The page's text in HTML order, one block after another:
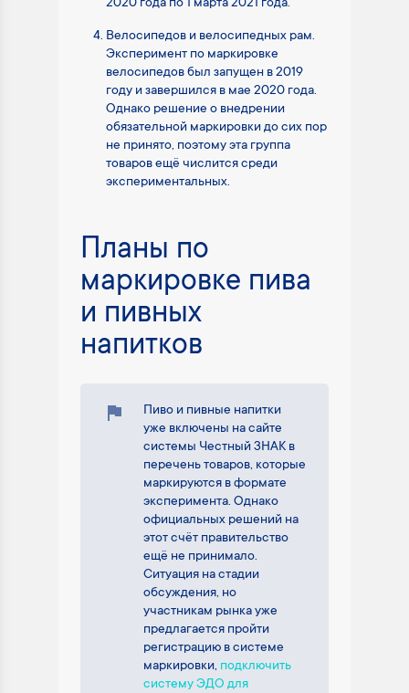
Велосипедов и велосипедных рам.
Эксперимент по маркировке
велосипедов был запущен в 2019
году и завершился в мае 2020 года.
Однако решение о внедрении
обязательной маркировки до сих пор
не принято, поэтому эта группа
товаров ещё числится среди
экспериментальных.
Планы по
маркировке пива
и пивных
напитков
Пиво и пивные напитки
уже включены на сайте
системы Честный ЗНАК в
перечень товаров, которые
маркируются в формате
эксперимента. Однако
официальных решений на
этот счёт правительство
ещё не принимало.
Ситуация на стадии
обсуждения, но
участникам рынка уже
предлагается пройти
регистрацию в системе
маркировки, подключить
систему ЭДО для